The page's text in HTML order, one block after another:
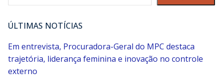
ÚLTIMAS NOTÍCIAS
Em entrevista, Procuradora-Geral do MPC destaca
trajetória, liderança feminina e inovação no controle
externo